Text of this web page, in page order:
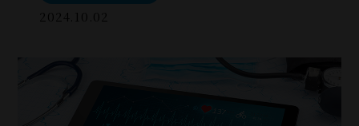
2024.10.02